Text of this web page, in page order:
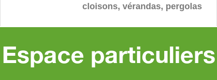
cloisons, vérandas, pergolas
Espace particuliers